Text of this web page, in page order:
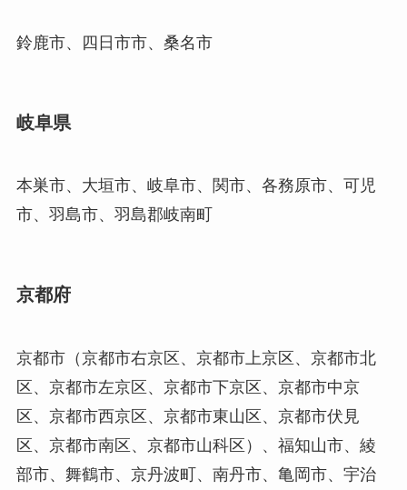
鈴鹿市、四日市市、桑名市
岐阜県
本巣市、大垣市、岐阜市、関市、各務原市、可児
市、羽島市、羽島郡岐南町
京都府
京都市（京都市右京区、京都市上京区、京都市北
区、京都市左京区、京都市下京区、京都市中京
区、京都市西京区、京都市東山区、京都市伏見
区、京都市南区、京都市山科区）、福知山市、綾
部市、舞鶴市、京丹波町、南丹市、亀岡市、宇治